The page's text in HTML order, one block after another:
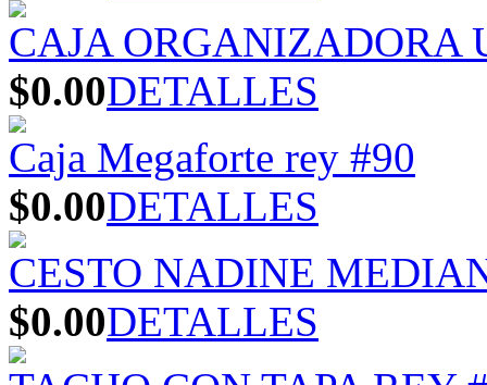
CAJA ORGANIZADORA
$0.00DETALLES
Caja Megaforte rey #90
$0.00DETALLES
CESTO NADINE
$0.00DETALLES